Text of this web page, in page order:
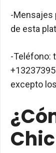
-Mensajes
de esta
-Teléfono:
excepto